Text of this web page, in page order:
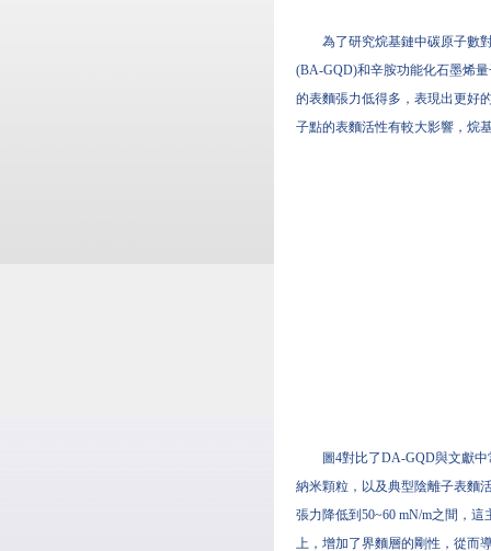
為了研究烷基鏈中碳原子數
(BA-GQD)和辛胺功能化石墨烯
的表麵張力低得多，表現出更好
子點的表麵活性有較大影響，烷
圖4對比了DA-GQD與文獻
納米顆粒，以及典型陰離子表麵
張力降低到50~60 mN/m之間，
上，增加了界麵層的剛性，從而